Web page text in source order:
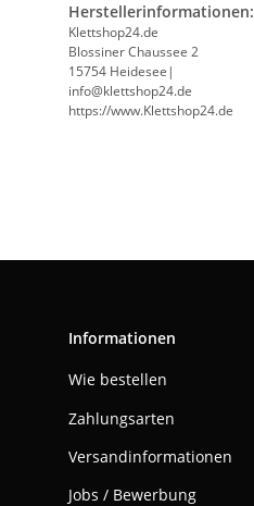
Herstellerinformationen:
Klettshop24.de
Blossiner Chaussee 2
15754 Heidesee|
info@klettshop24.de
https://www.Klettshop24.de
Informationen
Wie bestellen
Zahlungsarten
Versandinformationen
Jobs / Bewerbung